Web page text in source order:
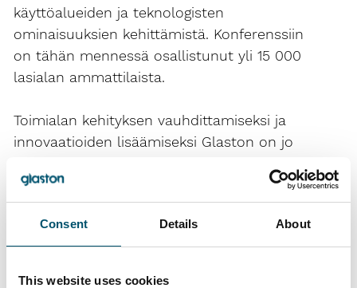
Consent Details About
This website uses cookies
käyttöalueiden ja teknologisten
ominaisuuksien kehittämistä. Konferenssiin
on tähän mennessä osallistunut yli 15 000
lasialan ammattilaista.
Toimialan kehityksen vauhdittamiseksi ja
innovaatioiden lisäämiseksi Glaston on jo
startup-tapahtuman,
Tapahtuma toimii uusien innovoijien,
potentiaalisten kumppanien, asiakkaiden ja
sijoittajien kohtaamispaikkana. Tapahtuma on